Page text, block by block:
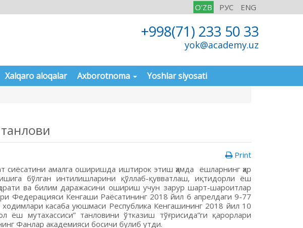
O'ZB РУС ENG
+998(71) 233 50 33
yok@academy.uz
Xalqaro aloqalar Axborotnoma Yoshlar siyosati
Print
сиёсатини амалга оширишда иштирок этиш ҳамда ёшларнинг ҳар
бўлган интилишларини қўллаб-қувватлаш, иқтидорли ёш
ва билим даражасини ошириш учун зарур шарт-шароитлар
Федерацияси Кенгаши Раёсатининг 2018 йил 6 апрелдаги 9-77
касаба уюшмаси Республика Кенгашининг 2018 йил 10
мутахассиси” танловини ўтказиш тўғрисида”ги қарорлари
Фанлар академияси босичи булиб утди.